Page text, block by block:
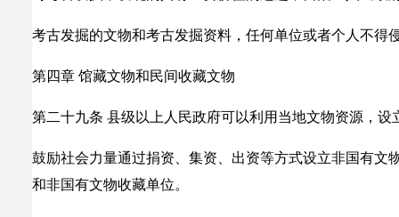
考古发掘的文物和考古发掘资料，任何单位或者个人不得
第四章 馆藏文物和民间收藏文物
第二十九条 县级以上人民政府可以利用当地文物资源，
鼓励社会力量通过捐资、集资、出资等方式设立非国有
和非国有文物收藏单位。